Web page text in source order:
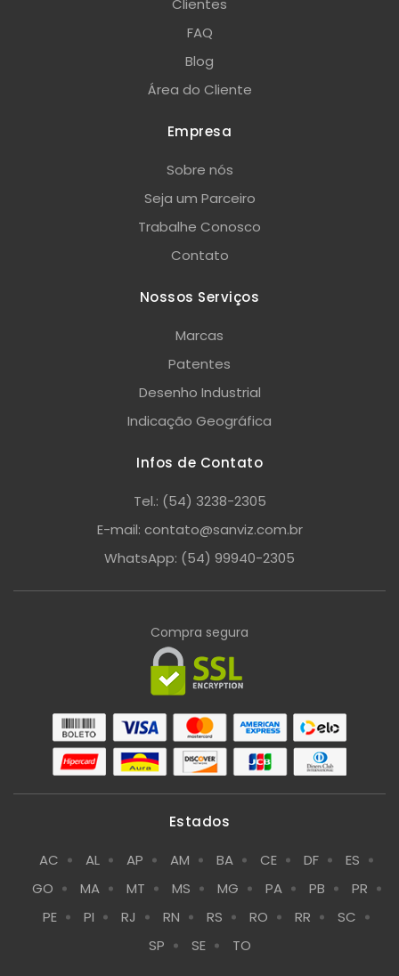
FAQ
Blog
Área do Cliente
Empresa
Sobre nós
Seja um Parceiro
Trabalhe Conosco
Contato
Nossos Serviços
Marcas
Patentes
Desenho Industrial
Indicação Geográfica
Infos de Contato
Tel.: (54) 3238-2305
E-mail: contato@sanviz.com.br
WhatsApp: (54) 99940-2305
Compra segura
Estados
AC AL AP AM BA CE DF
ES
GO
MA MT MS MG PA PB
PR
PE
PI RJ RN RS RO RR
SC
SP
SE TO